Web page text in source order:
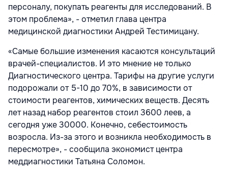
персоналу, покупать реагенты для исследований. В
этом проблема», - отметил глава центра
медицинской диагностики Андрей Тестимицану.
«Самые большие изменения касаются консультаций
врачей-специалистов. И это мнение не только
Диагностического центра. Тарифы на другие услуги
подорожали от 5-10 до 70%, в зависимости от
стоимости реагентов, химических веществ. Десять
лет назад набор реагентов стоил 3600 леев, а
сегодня уже 30000. Конечно, себестоимость
возросла. Из-за этого и возникла необходимость в
пересмотре», - сообщила экономист центра
меддиагностики Татьяна Соломон.